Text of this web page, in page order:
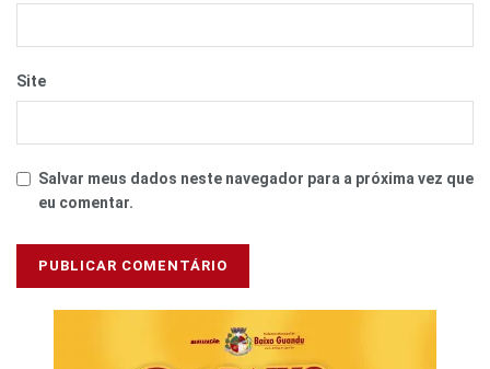
Site
Salvar meus dados neste navegador para a próxima vez que
eu comentar.